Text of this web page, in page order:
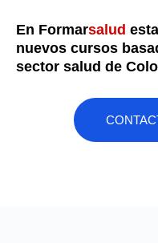
En Formarsalud
nuevos cursos
sector salud de